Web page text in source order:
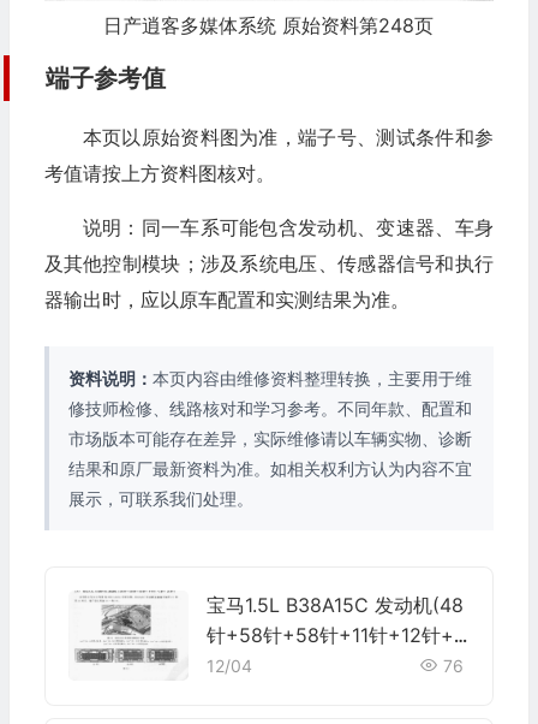
日产逍客多媒体系统 原始资料第248页
端子参考值
本页以原始资料图为准，端子号、测试条件和参
考值请按上方资料图核对。
说明：同一车系可能包含发动机、变速器、车身
及其他控制模块；涉及系统电压、传感器信号和执行
器输出时，应以原车配置和实测结果为准。
资料说明： 本页内容由维修资料整理转换，主要用于维
修技师检修、线路核对和学习参考。不同年款、配置和
市场版本可能存在差异，实际维修请以车辆实物、诊断
结果和原厂最新资料为准。如相关权利方认为内容不宜
展示，可联系我们处理。
宝马1.5L B38A15C 发动机(48
针+58针+58针+11针+12针+
24针)端子
12/04 76